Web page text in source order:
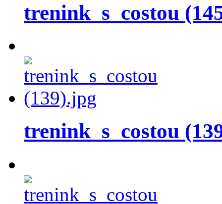
trenink_s_costou
trenink_s_costou